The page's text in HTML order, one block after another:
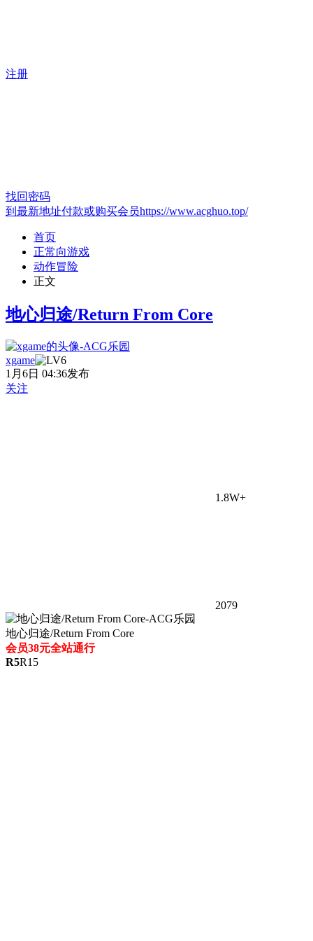
注册
找回密码
到最新地址付款或购买会员https://www.acghuo.top/
首页
正常向游戏
动作冒险
正文
地心归途/Return From Core
xgame
1月6日 04:36发布
关注
1.8W+
2079
地心归途/Return From Core
会员38元全站通行
R5R15